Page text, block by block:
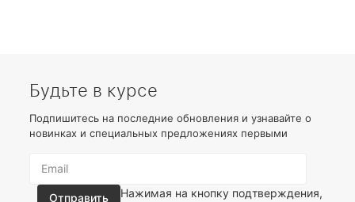
Будьте в курсе
Подпишитесь на последние обновления и узнавайте о
новинках и специальных предложениях первыми
Нажимая на кнопку подтверждения,